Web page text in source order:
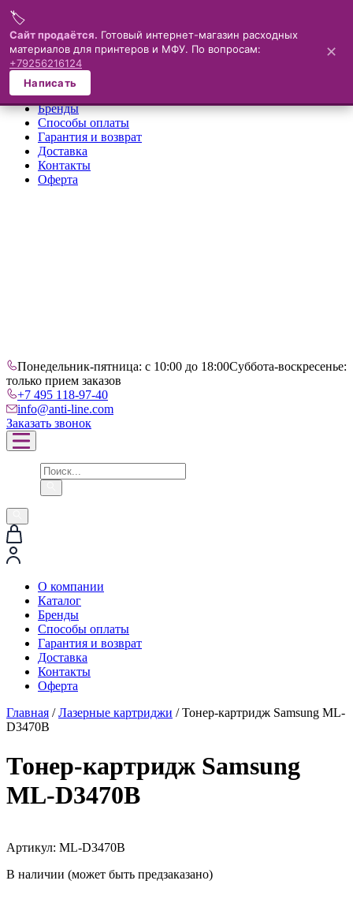
Меню
×
О компании
Каталог
Бренды
Способы оплаты
Гарантия и возврат
Доставка
Контакты
Оферта
Понедельник-пятница: с 10:00 до 18:00Суббота-воскресенье:
только прием заказов
+7 495 118-97-40
info@anti-line.com
Заказать звонок
О компании
Каталог
Бренды
Способы оплаты
Гарантия и возврат
Доставка
Контакты
Оферта
Главная /Лазерные картриджи / Тонер-картридж Samsung ML-
D3470B
Тонер-картридж Samsung
ML-D3470B
Артикул: ML-D3470B
В наличии (может быть предзаказано)
🏷️
Сайт продаётся. Готовый интернет-магазин расходных
материалов для принтеров и МФУ. По вопросам:
+79256216124
Написать
✕